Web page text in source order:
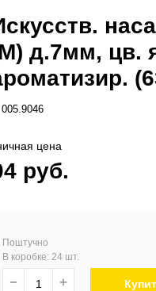
д.7мм, цв.
005.9046
цена
руб.
Поштучно
В коробке: 24 шт.
− +